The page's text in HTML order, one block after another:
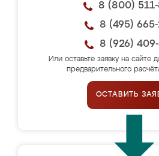
8 (800)
8 (495)
8 (926)
Или оставьте заявку на сайте
предварительного
ОСТАВИТЬ